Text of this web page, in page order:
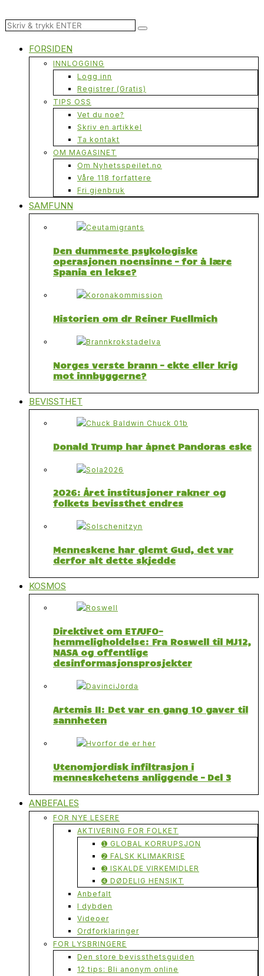
FORSIDEN
INNLOGGING
Logg inn
Registrer (Gratis)
TIPS OSS
Vet du noe?
Skriv en artikkel
Ta kontakt
OM MAGASINET
Om Nyhetsspeilet.no
Våre 118 forfattere
Fri gjenbruk
SAMFUNN
Den dummeste psykologiske
operasjonen noensinne – for å lære
Spania en lekse?
Historien om dr Reiner Fuellmich
Norges verste brann – ekte eller krig
mot innbyggerne?
BEVISSTHET
Donald Trump har åpnet Pandoras eske
2026: Året institusjoner rakner og
folkets bevissthet endres
Menneskene har glemt Gud, det var
derfor alt dette skjedde
KOSMOS
Direktivet om ET/UFO-
hemmeligholdelse: Fra Roswell til MJ12,
NASA og offentlige
desinformasjonsprosjekter
Artemis II: Det var en gang 10 gaver til
sannheten
Utenomjordisk infiltrasjon i
menneskehetens anliggende – Del 3
ANBEFALES
FOR NYE LESERE
AKTIVERING FOR FOLKET
➊ GLOBAL KORRUPSJON
➋ FALSK KLIMAKRISE
➌ ISKALDE VIRKEMIDLER
➍ DØDELIG HENSIKT
Anbefalt
I dybden
Videoer
Ordforklaringer
FOR LYSBRINGERE
Den store bevissthetsguiden
12 tips: Bli anonym online